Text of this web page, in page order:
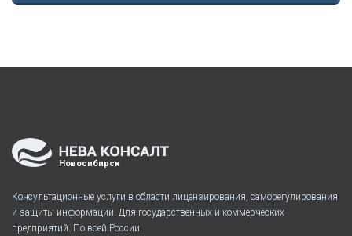
Новосибирск
Консультационные услуги в области лицензирования, саморегулирования
и защиты информации. Для государственных и коммерческих
предприятий. По всей России.